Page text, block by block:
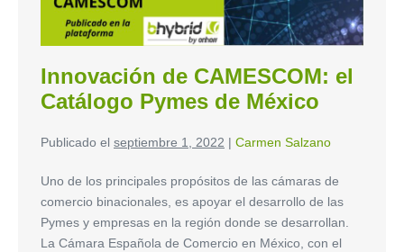
Innovación de CAMESCOM: el
Catálogo Pymes de México
Publicado el septiembre 1, 2022 | Carmen Salzano
Uno de los principales propósitos de las cámaras de
comercio binacionales, es apoyar el desarrollo de las
Pymes y empresas en la región donde se desarrollan.
La Cámara Española de Comercio en México, con el